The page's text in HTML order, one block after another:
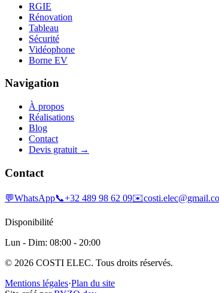
RGIE
Rénovation
Tableau
Sécurité
Vidéophone
Borne EV
Navigation
À propos
Réalisations
Blog
Contact
Devis gratuit →
Contact
💬WhatsApp📞+32 489 98 62 09✉️
Disponibilité
Lun - Dim: 08:00 - 20:00
© 2026 COSTI ELEC. Tous droits réservés.
Mentions légales·Plan du site